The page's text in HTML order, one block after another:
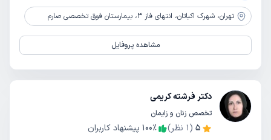
تهران، شهرک اکباتان، انتهای فاز 3، بیمارستان فوق تخصصی صارم
مشاهده پروفایل
دکتر فرشته کریمی
تخصص زنان و زایمان
5
(
1 نظر) 100٪ پیشنهاد کاربران